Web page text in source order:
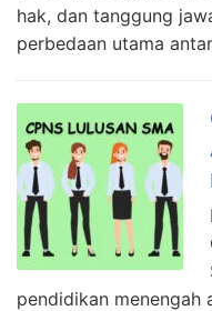
hak, dan tanggung
perbedaan utama
pendidikan menengah